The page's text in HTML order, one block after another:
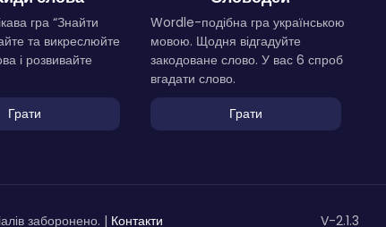
гра “Знайти
та викреслюйте
і розвивайте
Грати
Wordle-подібна гра українською
мовою. Щодня відгадуйте
закодоване слово. У вас 6 спроб
вгадати слово.
Грати
заборонено. | Контакти V-2.1.3